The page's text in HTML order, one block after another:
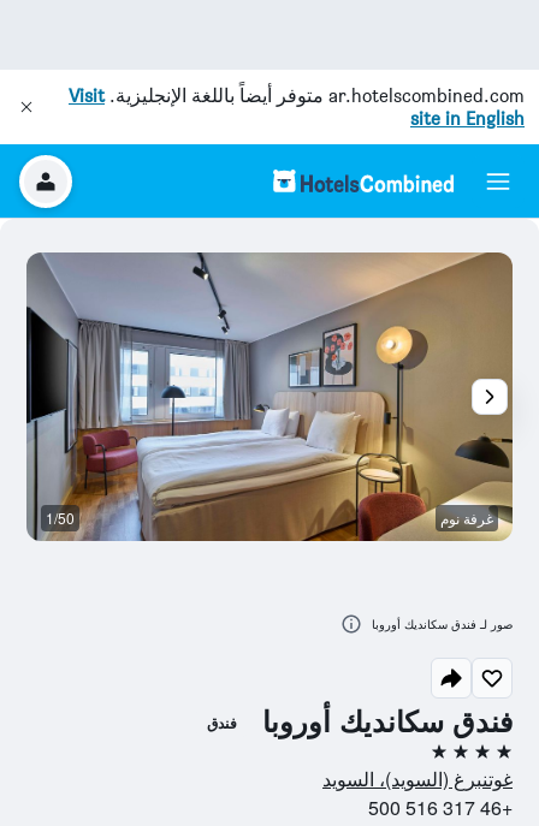
ar.hotelscombined.com متوفر أيضاً باللغة الإنجليزية.Visit
site in English
فندق سكانديك أوروبا فندق
4 نجوم
غوتنبرغ (السويد)، السويد
+46 317 516 500
غرفة نوم 1/50
صور لـ فندق سكانديك أوروبا